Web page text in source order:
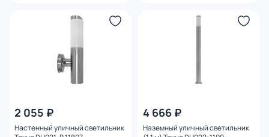
2 055 ₽
Настенный уличный светильник
4 666 ₽
Наземный уличный светильник